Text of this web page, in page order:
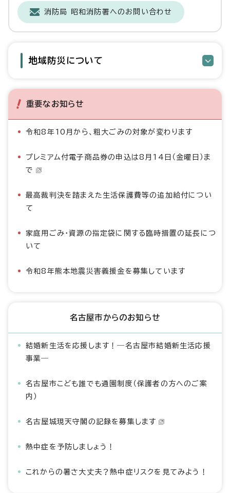
消防局 昭和消防署へのお問い合わせ
地域防災について
重要なお知らせ
令和8年10月から、粗大ごみの対象が変わります
プレミアム付電子商品券の申込は8月14日（金曜日）ま
で
最高裁判決を踏まえた生活保護費等の追加給付につい
て
家庭用ごみ・資源の指定袋に関する臨時措置の延長につ
いて
令和8年熊本地震災害義援金を募集しています
名古屋市からのお知らせ
結婚新生活を応援します！―名古屋市結婚新生活応援
事業―
名古屋市こども誰でも通園制度（保護者の方へのご案
内）
名古屋城現天守閣の記録を募集します
熱中症を予防しましょう！
これからの暑さ大丈夫？熱中症リスクを見てみよう！